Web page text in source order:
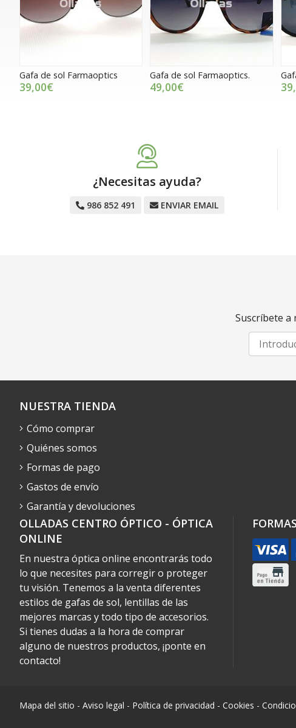
Gafa de sol Farmaoptics
39,00€
Gafa de sol Farmaoptics.
49,00€
¿Necesitas ayuda?
986 852 491 ENVIAR EMAIL
Suscríbete a
OLLADAS CENTRO ÓPTICO - ÓPTICA
ONLINE
En nuestra óptica online encontrarás todo
lo que necesites para corregir o proteger
tu visión. Tenemos a la venta diferentes
estilos de gafas de sol, lentillas de las
mejores marcas y todo tipo de accesorios.
Si tienes dudas a la hora de comprar
alguno de nuestros productos, ¡ponte en
contacto!
NUESTRA TIENDA
Cómo comprar
Quiénes somos
Formas de pago
Gastos de envío
Garantía y devoluciones
Mapa del sitio - Aviso legal - Política de privacidad - Cookies -